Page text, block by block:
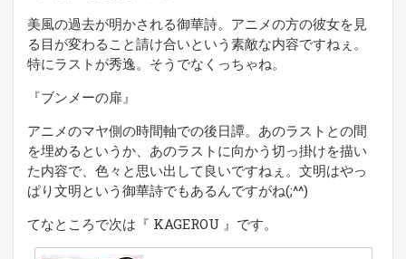
美風の過去が明かされる御華詩。アニメの方の彼女を見
る目が変わること請け合いという素敵な内容ですねぇ。
特にラストが秀逸。そうでなくっちゃね。
『ブンメーの扉』
アニメのマヤ側の時間軸での後日譚。あのラストとの間
を埋めるというか、あのラストに向かう切っ掛けを描い
た内容で、色々と思い出して良いですねぇ。文明はやっ
ぱり文明という御華詩でもあるんですがね(;^^)
てなところで次は『 KAGEROU 』です。